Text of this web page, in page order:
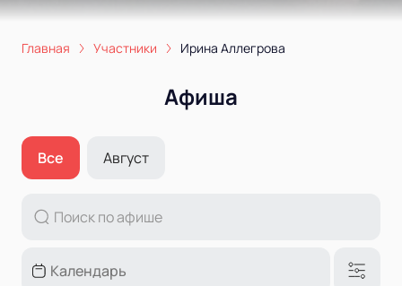
Главная Участники Ирина Аллегрова
Афиша
Все Август